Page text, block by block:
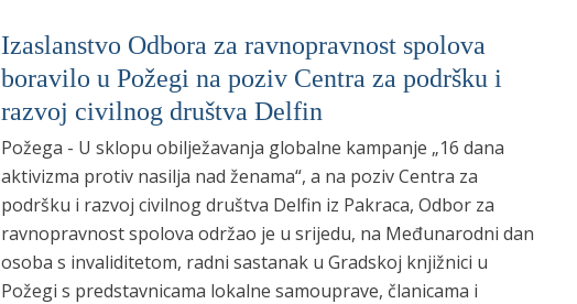
Izaslanstvo Odbora za ravnopravnost spolova
boravilo u Požegi na poziv Centra za podršku i
razvoj civilnog društva Delfin
Požega - U sklopu obilježavanja globalne kampanje „16 dana
aktivizma protiv nasilja nad ženama“, a na poziv Centra za
podršku i razvoj civilnog društva Delfin iz Pakraca, Odbor za
ravnopravnost spolova održao je u srijedu, na Međunarodni dan
osoba s invaliditetom, radni sastanak u Gradskoj knjižnici u
Požegi s predstavnicama lokalne samouprave, članicama i